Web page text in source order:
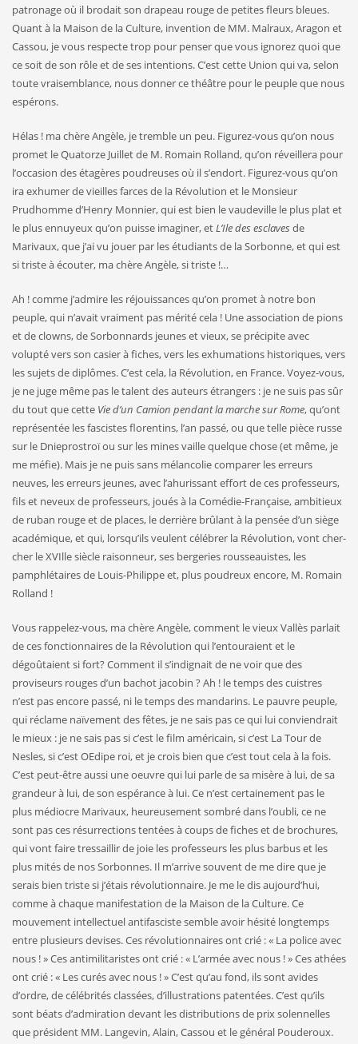
patronage où il brodait son drapeau rouge de petites fleurs bleues.
Quant à la Maison de la Culture, invention de MM. Malraux, Aragon et
Cassou, je vous respecte trop pour penser que vous ignorez quoi que
ce soit de son rôle et de ses intentions. C’est cette Union qui va, selon
toute vraisemblance, nous donner ce théâtre pour le peuple que nous
espérons.
Hélas ! ma chère Angèle, je tremble un peu. Figurez-vous qu’on nous
promet le Quatorze Juillet de M. Romain Rolland, qu’on ré­veillera pour
l’occasion des étagères poudreuses où il s’endort. Figurez-vous qu’on
ira exhumer de vieilles farces de la Révolution et le Monsieur
Prudhomme d’Henry Monnier, qui est bien le vau­deville le plus plat et
le plus ennuyeux qu’on puisse imaginer, etL’Ile des esclaves de
Marivaux, que j’ai vu jouer par les étudiants de la Sorbonne, et qui est
si triste à écouter, ma chère Angèle, si triste !…
Ah ! comme j’admire les réjouissances qu’on promet à notre bon
peuple, qui n’avait vraiment pas mérité cela ! Une association de pions
et de clowns, de Sorbonnards jeunes et vieux, se précipite avec
volupté vers son casier à fiches, vers les exhumations histori­ques, vers
les sujets de diplômes. C’est cela, la Révolution, en France. Voyez-vous,
je ne juge même pas le talent des auteurs étrangers : je ne suis pas sûr
du tout que cette Vie d’un Camion pendant la marche sur Rome, qu’ont
représentée les fascistes flo­rentins, l’an passé, ou que telle pièce russe
sur le Dnieprostroï ou sur les mines vaille quelque chose (et même, je
me méfie). Mais je ne puis sans mélancolie comparer les erreurs
neuves, les erreurs jeunes, avec l’ahurissant effort de ces professeurs,
fils et neveux de professeurs, joués à la Comédie-Française, ambitieux
de ruban rouge et de places, le derrière brûlant à la pensée d’un siège
acadé­mique, et qui, lorsqu’ils veulent célébrer la Révolution, vont cher­
cher le XVIlle siècle raisonneur, ses bergeries rousseauistes, les
pamphlétaires de Louis-Philippe et, plus poudreux encore, M. Ro­main
Rolland !
Vous rappelez-vous, ma chère Angèle, comment le vieux Vallès parlait
de ces fonctionnaires de la Révolution qui l’entouraient et le
dégoûtaient si fort? Comment il s’indignait de ne voir que des
proviseurs rouges d’un bachot jacobin ? Ah ! le temps des cuistres
n’est pas encore passé, ni le temps des mandarins. Le pauvre peu­ple,
qui réclame naïvement des fêtes, je ne sais pas ce qui lui conviendrait
le mieux : je ne sais pas si c’est le film américain, si c’est La Tour de
Nesles, si c’est OEdipe roi, et je crois bien que c’est tout cela à la fois.
C’est peut-être aussi une oeuvre qui lui parle de sa misère à lui, de sa
grandeur à lui, de son espérance à lui. Ce n’est certainement pas le
plus médiocre Marivaux, heureusement sombré dans l’oubli, ce ne
sont pas ces résurrections tentées à coups de fiches et de brochures,
qui vont faire tressaillir de joie les profes­seurs les plus barbus et les
plus mités de nos Sorbonnes. Il m’ar­rive souvent de me dire que je
serais bien triste si j’étais révolu­tionnaire. Je me le dis aujourd’hui,
comme à chaque manifestation de la Maison de la Culture. Ce
mouvement intellectuel antifasciste semble avoir hésité longtemps
entre plusieurs devises. Ces révolu­tionnaires ont crié : « La police avec
nous ! » Ces antimilitaristes ont crié : « L’armée avec nous ! » Ces athées
ont crié : « Les curés avec nous ! » C’est qu’au fond, ils sont avides
d’ordre, de célébrités clas­sées, d’illustrations patentées. C’est qu’ils
sont béats d’admiration devant les distributions de prix solennelles
que président MM. Langevin, Alain, Cassou et le général Pouderoux.